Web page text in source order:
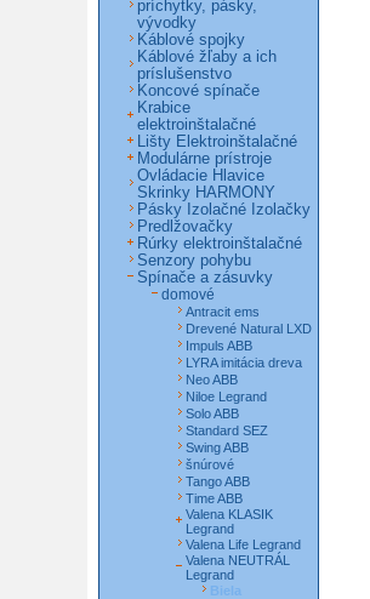
príchytky, pásky,
vývodky
Káblové spojky
Káblové žľaby a ich
príslušenstvo
Koncové spínače
Krabice
elektroinštalačné
Lišty Elektroinštalačné
Modulárne prístroje
Ovládacie Hlavice
Skrinky HARMONY
Pásky Izolačné Izolačky
Predlžovačky
Rúrky elektroinštalačné
Senzory pohybu
Spínače a zásuvky
domové
Antracit ems
Drevené Natural LXD
Impuls ABB
LYRA imitácia dreva
Neo ABB
Niloe Legrand
Solo ABB
Standard SEZ
Swing ABB
šnúrové
Tango ABB
Time ABB
Valena KLASIK
Legrand
Valena Life Legrand
Valena NEUTRÁL
Legrand
Biela